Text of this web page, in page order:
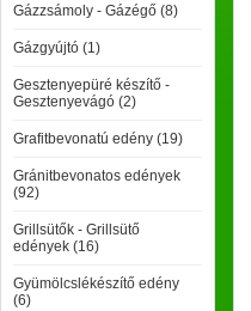
Gázzsámoly - Gázégő (8)
Gázgyújtó (1)
Gesztenyepüré készítő -
Gesztenyevágó (2)
Grafitbevonatú edény (19)
Gránitbevonatos edények
(92)
Grillsütők - Grillsütő
edények (16)
Gyümölcslékészítő edény
(6)